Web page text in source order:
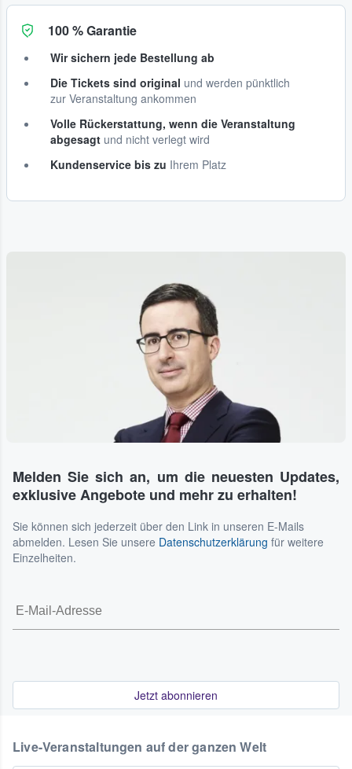
100 % Garantie
Wir sichern jede Bestellung ab
Die Tickets sind original und werden pünktlich
zur Veranstaltung ankommen
Volle Rückerstattung, wenn die Veranstaltung
abgesagt und nicht verlegt wird
Kundenservice bis zu Ihrem Platz
Melden Sie sich an, um die neuesten Updates,
exklusive Angebote und mehr zu erhalten!
Sie können sich jederzeit über den Link in unseren E-Mails
abmelden. Lesen Sie unsere Datenschutzerklärung für weitere
Einzelheiten.
Jetzt abonnieren
Live-Veranstaltungen auf der ganzen Welt